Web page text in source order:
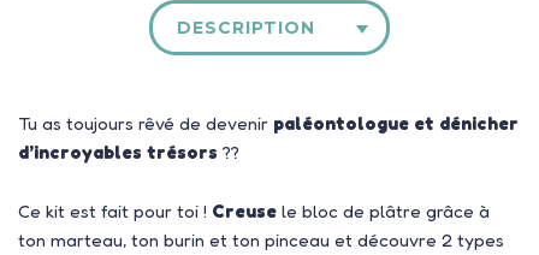
DESCRIPTION
Tu as toujours rêvé de devenir paléontologue et dénicher
d’incroyables trésors ??
Ce kit est fait pour toi ! Creuse le bloc de plâtre grâce à
ton marteau, ton burin et ton pinceau et découvre 2 types